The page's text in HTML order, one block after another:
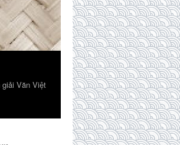
giải Văn Việt